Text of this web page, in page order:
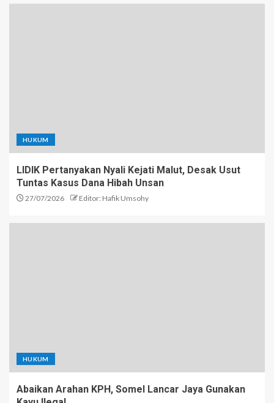
HUKUM
LIDIK Pertanyakan Nyali Kejati Malut, Desak Usut
Tuntas Kasus Dana Hibah Unsan
27/07/2026 Editor: Hafik Umsohy
HUKUM
Abaikan Arahan KPH, Somel Lancar Jaya Gunakan